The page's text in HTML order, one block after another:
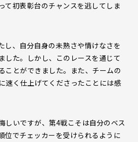
て初表彰台のチャンスを逃してしま
し、自分自身の未熟さや情けなさを
した。しかし、このレースを通じて
ことができました。また、チームの
速く仕上げてくださったことには感
しいですが、第4戦こそは自分のベス
位でチェッカーを受けられるように